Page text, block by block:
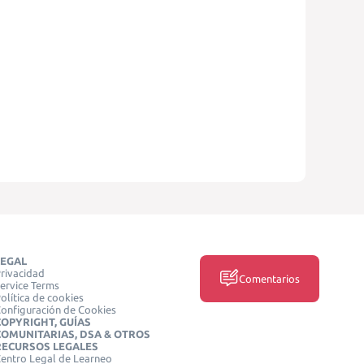
Terms
de cookies
de Cookies
GUÍAS
DSA & OTROS
LEGALES
Legal de Learneo
Comentarios